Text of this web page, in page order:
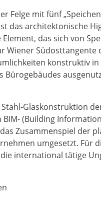
Felge mit fünf
das architektonische
das sich von
Wiener
konstruktiv
Bürogebäudes
Glaskonstruktion
(Building
Zusammenspiel der
umgesetzt. Für
international tätige